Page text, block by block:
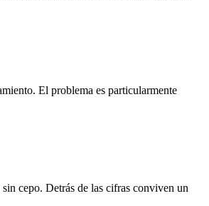
El problema es particularmente
cepo. Detrás de las cifras conviven un